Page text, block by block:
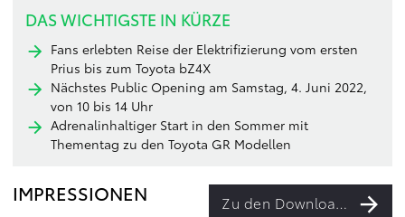
DAS WICHTIGSTE IN KÜRZE
Fans erlebten Reise der Elektrifizierung vom ersten
Prius bis zum Toyota bZ4X
Nächstes Public Opening am Samstag, 4. Juni 2022,
von 10 bis 14 Uhr
Adrenalinhaltiger Start in den Sommer mit
Thementag zu den Toyota GR Modellen
IMPRESSIONEN Zu den Downloads